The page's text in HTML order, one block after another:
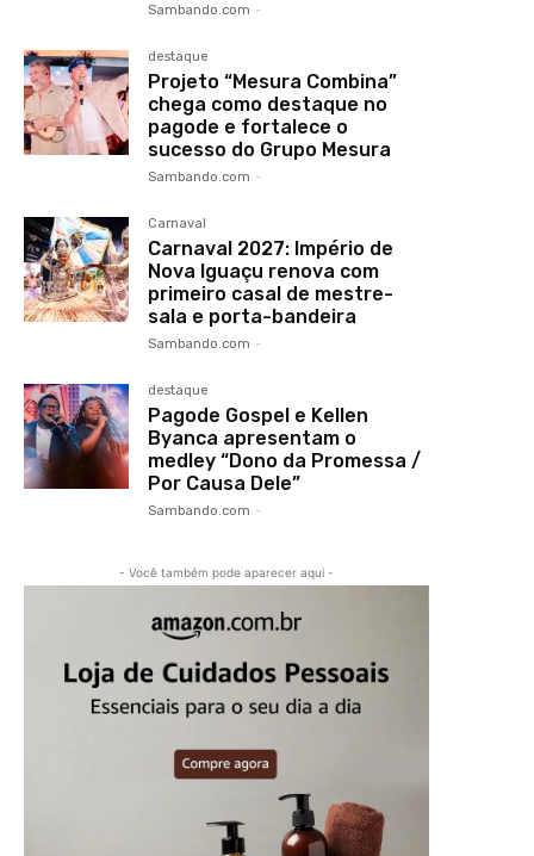
Sambando.com -
destaque
Projeto “Mesura Combina”
chega como destaque no
pagode e fortalece o
sucesso do Grupo Mesura
Sambando.com -
Carnaval
Carnaval 2027: Império de
Nova Iguaçu renova com
primeiro casal de mestre-
sala e porta-bandeira
Sambando.com -
destaque
Pagode Gospel e Kellen
Byanca apresentam o
medley “Dono da Promessa /
Por Causa Dele”
Sambando.com -
- Você também pode aparecer aqui -